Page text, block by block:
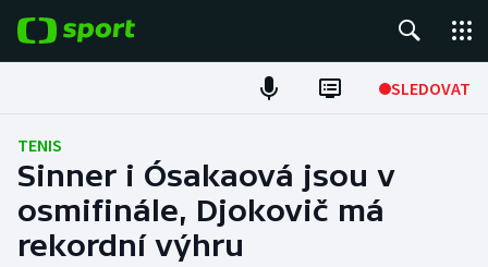
SLEDOVAT
Fotbal
Hokej
Tenis
TENIS
Sinner i Ósakaová jsou v
osmifinále, Djokovič má
rekordní výhru